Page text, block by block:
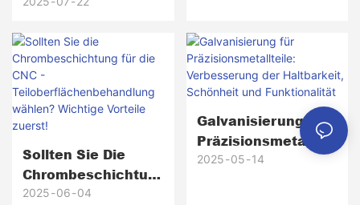
Lungen Für
Unübertroffene
Korrosionsresisten
Z In Der
Fischereiindustrie
Korrosionsbeständi
Gkeit Stärkt
Sollten Sie Die
Chrombeschichtun
G Für Die CNC -
2025 06 04
Galvanisierung Für
Präzisionsmetallteil
E: Verbesserung
2025 05 14